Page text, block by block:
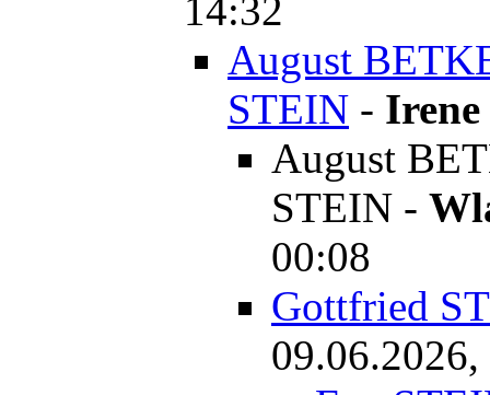
14:32
August
STEIN -
August
STEIN -
00:08
Gottfried